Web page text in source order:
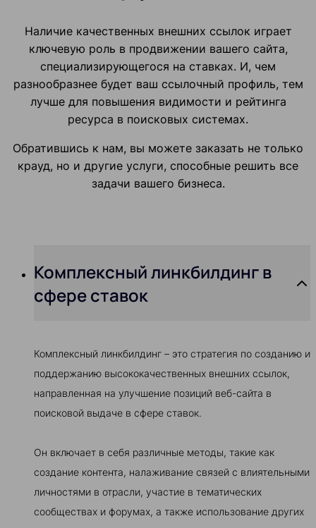
Наличие качественных внешних ссылок играет
ключевую роль в продвижении вашего сайта,
специализирующегося на ставках. И, чем
разнообразнее будет ваш ссылочный профиль, тем
лучше для повышения видимости и рейтинга
ресурса в поисковых системах.
Обратившись к нам, вы можете заказать не только
крауд, но и другие услуги, способные решить все
задачи вашего бизнеса.
Комплексный линкбилдинг в
сфере ставок
Комплексный линкбилдинг – это стратегия по созданию и
поддержанию высококачественных внешних ссылок,
направленная на улучшение позиций веб-сайта в
поисковой выдаче в сфере ставок.
Он включает в себя различные методы, такие как
создание контента, налаживание связей с влиятельными
личностями в отрасли, участие в тематических
сообществах и форумах, а также использование других